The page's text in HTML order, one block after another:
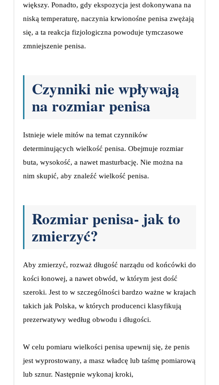
większy. Ponadto, gdy ekspozycja jest dokonywana na
niską temperaturę, naczynia krwionośne penisa zwężają
się, a ta reakcja fizjologiczna powoduje tymczasowe
zmniejszenie penisa.
Czynniki nie wpływają
na rozmiar penisa
Istnieje wiele mitów na temat czynników
determinujących wielkość penisa. Obejmuje rozmiar
buta, wysokość, a nawet masturbację. Nie można na
nim skupić, aby znaleźć wielkość penisa.
Rozmiar penisa- jak to
zmierzyć?
Aby zmierzyć, rozważ długość narządu od końcówki do
kości łonowej, a nawet obwód, w którym jest dość
szeroki. Jest to w szczególności bardzo ważne w krajach
takich jak Polska, w których producenci klasyfikują
prezerwatywy według obwodu i długości.
W celu pomiaru wielkości penisa upewnij się, że penis
jest wyprostowany, a masz władcę lub taśmę pomiarową
lub sznur. Następnie wykonaj kroki,